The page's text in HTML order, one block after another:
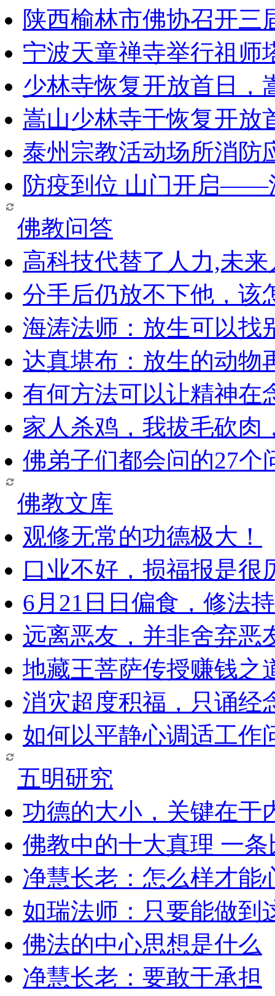
陕西榆林市佛协召开三
宁波天童禅寺举行祖师
少林寺恢复开放首日，
嵩山少林寺于恢复开放
泰州宗教活动场所消防
防疫到位 山门开启——
佛教问答
高科技代替了人力,未
分手后仍放不下他，该
海涛法师：放生可以找
达真堪布：放生的动物
有何方法可以让精神在
家人杀鸡，我拔毛砍肉
佛弟子们都会问的27个
佛教文库
观修无常的功德极大！
口业不好，损福报是很
6月21日日偏食，修法
远离恶友，并非舍弃恶
地藏王菩萨传授赚钱之
消灾超度积福，只诵经
如何以平静心调适工作
五明研究
功德的大小，关键在于
佛教中的十大真理 一
净慧长老：怎么样才能
如瑞法师：只要能做到
佛法的中心思想是什么
净慧长老：要敢于承担